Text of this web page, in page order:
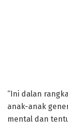
“Ini dalan
anak-anak
mental dan